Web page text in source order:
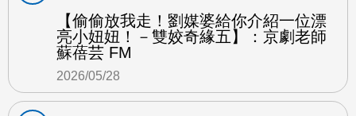
【偷偷放我走！劉媒婆給你介紹一位漂
亮小妞妞！－雙姣奇緣五】：京劇老師
蘇蓓芸 FM
2026/05/28